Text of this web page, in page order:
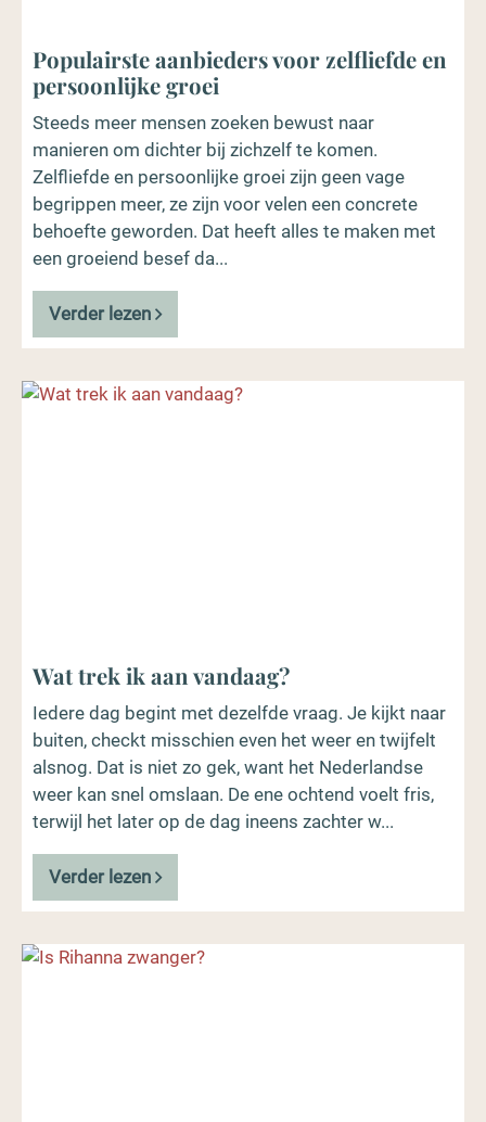
Populairste aanbieders voor zelfliefde en
persoonlijke groei
Steeds meer mensen zoeken bewust naar
manieren om dichter bij zichzelf te komen.
Zelfliefde en persoonlijke groei zijn geen vage
begrippen meer, ze zijn voor velen een concrete
behoefte geworden. Dat heeft alles te maken met
een groeiend besef da...
Verder lezen
Wat trek ik aan vandaag?
Iedere dag begint met dezelfde vraag. Je kijkt naar
buiten, checkt misschien even het weer en twijfelt
alsnog. Dat is niet zo gek, want het Nederlandse
weer kan snel omslaan. De ene ochtend voelt fris,
terwijl het later op de dag ineens zachter w...
Verder lezen